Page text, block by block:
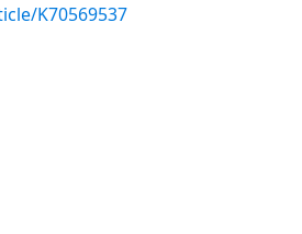
K70569537